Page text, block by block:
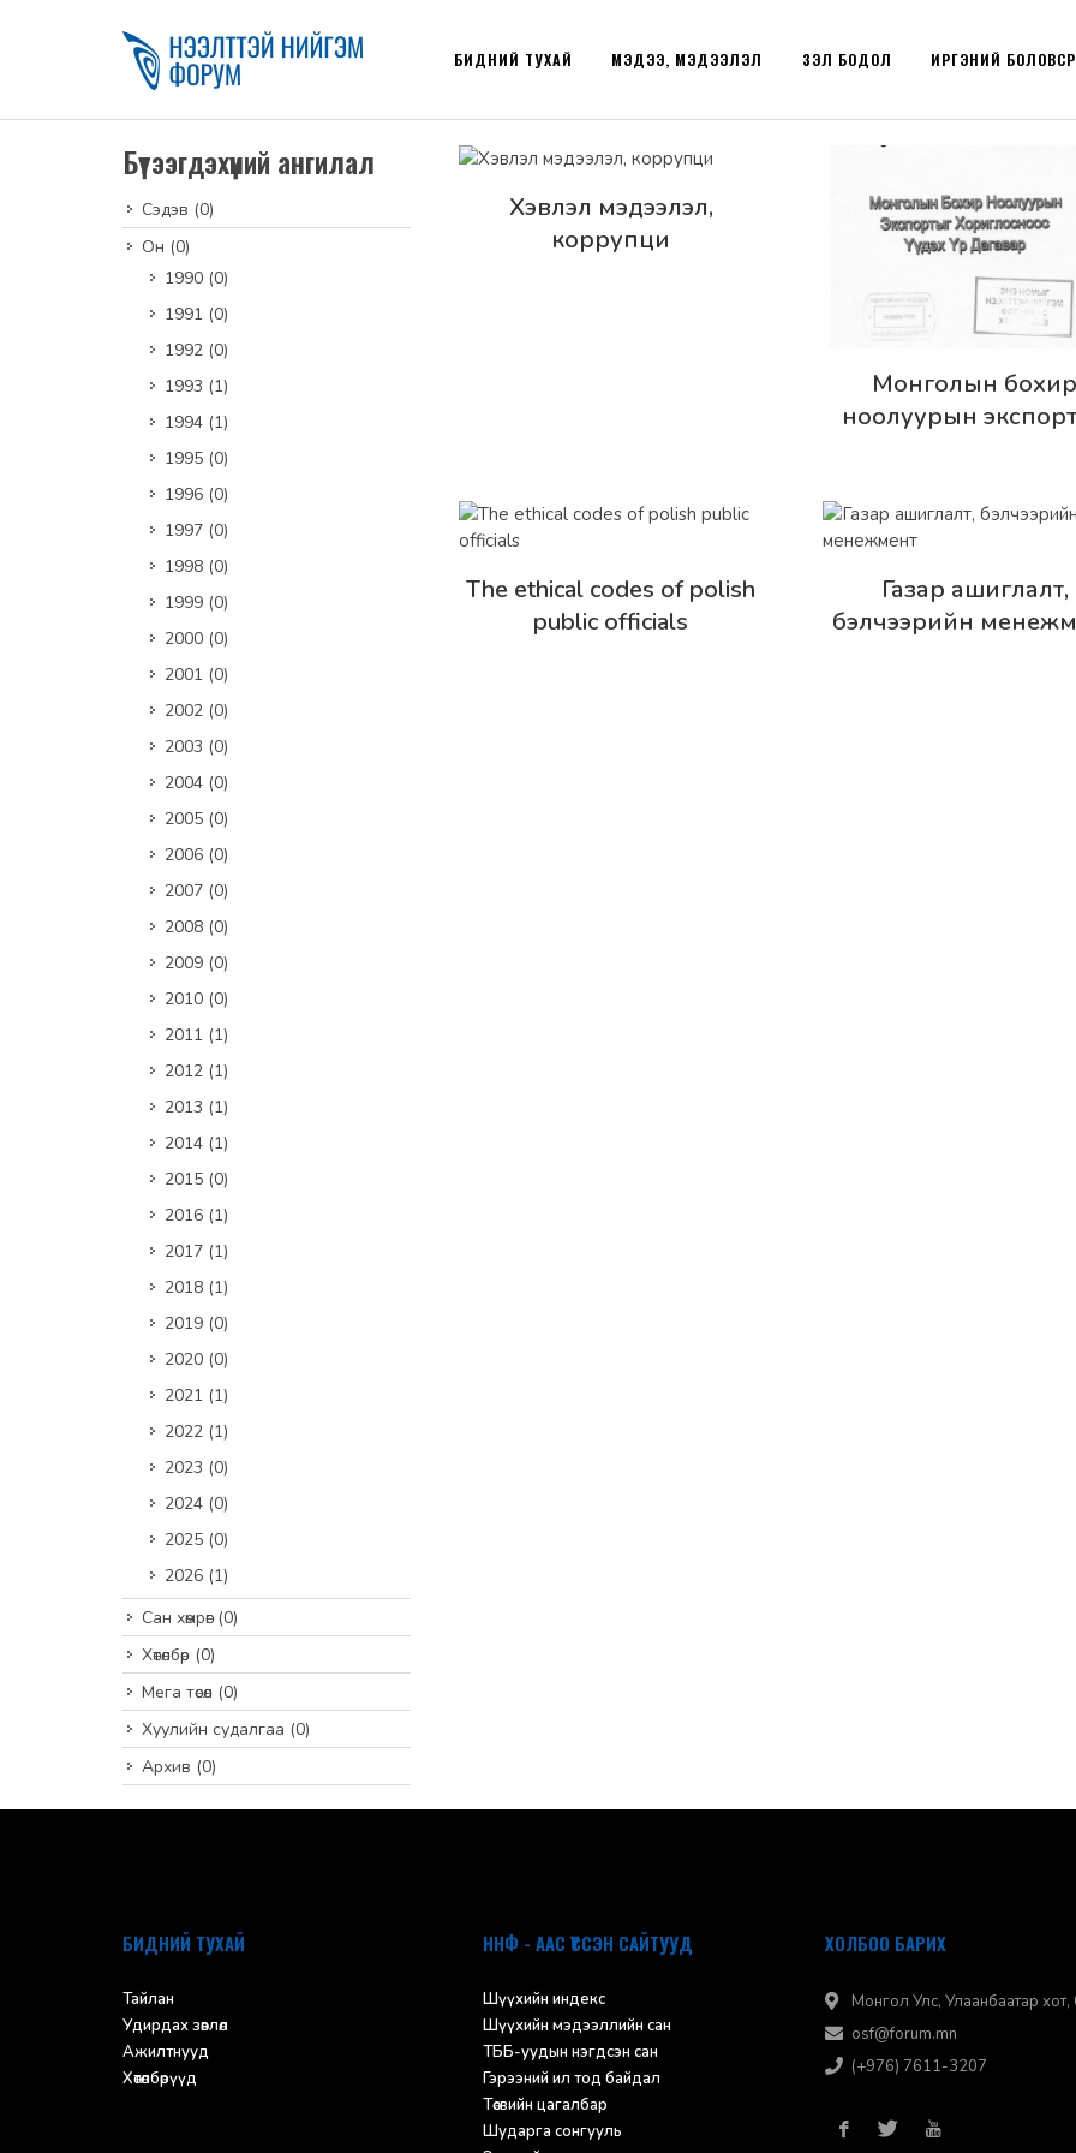
БИДНИЙ ТУХАЙ МЭДЭЭ, МЭДЭЭЛЭЛ ҮЗЭЛ БОДОЛ ИРГЭНИЙ
Дэлгэрэнгүй
Хэвлэл мэдээлэл,
коррупци
Дэлгэрэнгүй
Монголын
ноолуурын
Дэлгэрэнгүй
The ethical codes of polish
public officials
Дэлгэрэнгүй
Газар ашиглалт,
бэлчээрийн
Бүтээгдэхүүний ангилал
Сэдэв (0)
Он (0)
1990 (0)
1991 (0)
1992 (0)
1993 (1)
1994 (1)
1995 (0)
1996 (0)
1997 (0)
1998 (0)
1999 (0)
2000 (0)
2001 (0)
2002 (0)
2003 (0)
2004 (0)
2005 (0)
2006 (0)
2007 (0)
2008 (0)
2009 (0)
2010 (0)
2011 (1)
2012 (1)
2013 (1)
2014 (1)
2015 (0)
2016 (1)
2017 (1)
2018 (1)
2019 (0)
2020 (0)
2021 (1)
2022 (1)
2023 (0)
2024 (0)
2025 (0)
2026 (1)
Сан хөмрөг(0)
Хөтөлбөр (0)
Мега төсөл (0)
Хуулийн судалгаа (0)
Архив (0)
БИДНИЙ ТУХАЙ
Тайлан
Удирдах зөвлөл
Ажилтнууд
Хөтөлбөрүүд
ННФ - ААС ҮҮССЭН САЙТУУД
Шүүхийн индекс
Шүүхийн мэдээллийн сан
ТББ-уудын нэгдсэн сан
Гэрээний ил тод байдал
Төсвийн цагалбар
Шударга сонгууль
ХОЛБОО БАРИХ
Монгол Улс, Улаанбаатар хот,
osf@forum.mn
(+976) 7611-3207